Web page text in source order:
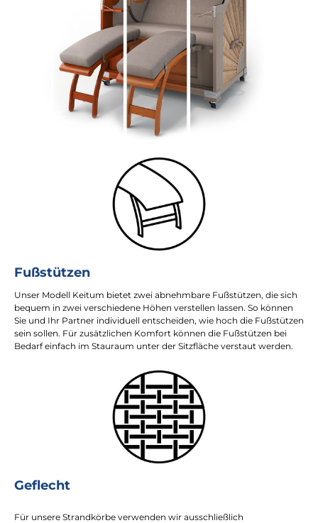
Fußstützen
Unser Modell Keitum bietet zwei abnehmbare Fußstützen, die sich
bequem in zwei verschiedene Höhen verstellen lassen. So können
Sie und Ihr Partner individuell entscheiden, wie hoch die Fußstützen
sein sollen. Für zusätzlichen Komfort können die Fußstützen bei
Bedarf einfach im Stauraum unter der Sitzfläche verstaut werden.
Geflecht
Für unsere Strandkörbe verwenden wir ausschließlich